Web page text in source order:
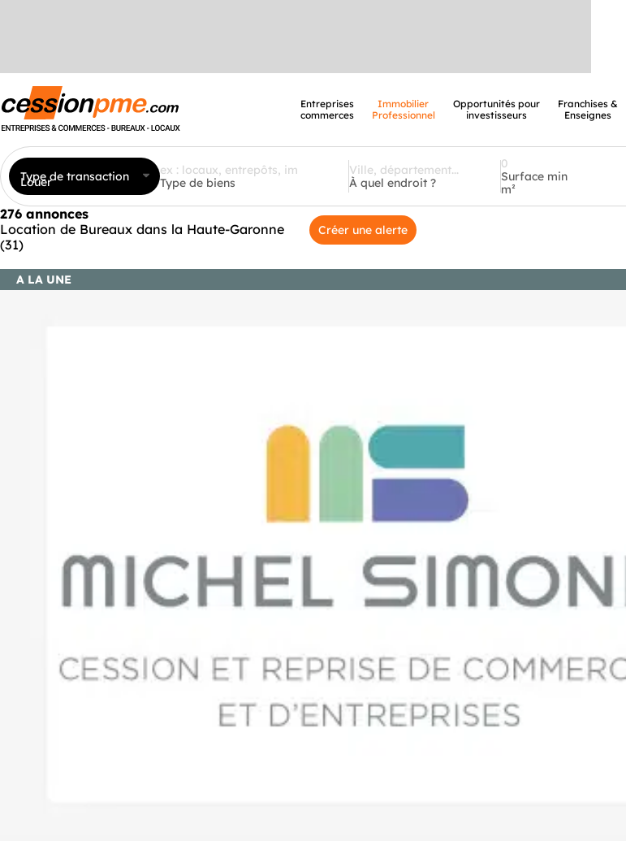
Entreprises
commerces
Immobilier
Professionnel
Opportunités pour
investisseurs
Franchises &
Enseignes
Type de transaction
Louer Type de biens À quel endroit ?
Surface min
m²
276 annonces
Location de Bureaux dans la Haute-Garonne
(31)
Créer une alerte
A LA UNE